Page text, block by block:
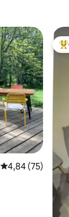
: 4,93
Évaluation
4,84 (75)